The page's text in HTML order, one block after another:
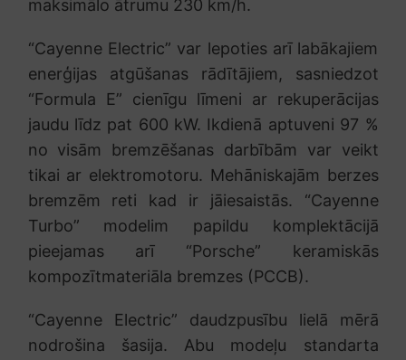
maksimālo ātrumu 230 km/h.
“Cayenne Electric” var lepoties arī labākajiem
enerģijas atgūšanas rādītājiem, sasniedzot
“Formula E” cienīgu līmeni ar rekuperācijas
jaudu līdz pat 600 kW. Ikdienā aptuveni 97 %
no visām bremzēšanas darbībām var veikt
tikai ar elektromotoru. Mehāniskajām berzes
bremzēm reti kad ir jāiesaistās. “Cayenne
Turbo” modelim papildu komplektācijā
pieejamas arī “Porsche” keramiskās
kompozītmateriāla bremzes (PCCB).
“Cayenne Electric” daudzpusību lielā mērā
nodrošina šasija. Abu modeļu standarta